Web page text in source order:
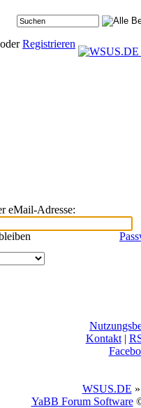
oderRegistrieren
eMail-Adresse:
Kontakt|
WSUS.DE
YaBB Forum Software©